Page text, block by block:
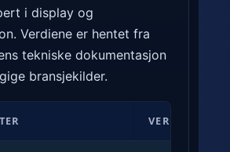
i display og
Verdiene er hentet fra
tekniske dokumentasjon
bransjekilder.
VERDI